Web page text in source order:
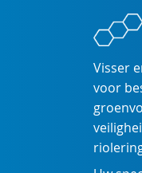
Visser
voor